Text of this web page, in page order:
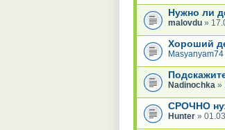
Нужно ли
malovdu »
Хороший
Masyanyam74
Nadinochka »
СРОЧНО
Hunter »